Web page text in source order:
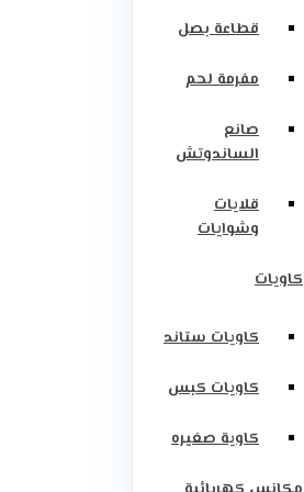
قطاعة بصل
مفرمة لحم
صانع
الساندوتش
قلايات
وشوايات
كاويات
كاويات ستاند
كاويات كبس
كاوية صغيره